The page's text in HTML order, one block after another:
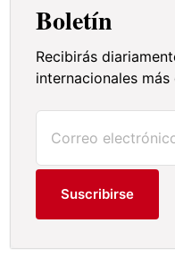
Boletín
Recibirás
internacionales
Suscribirse